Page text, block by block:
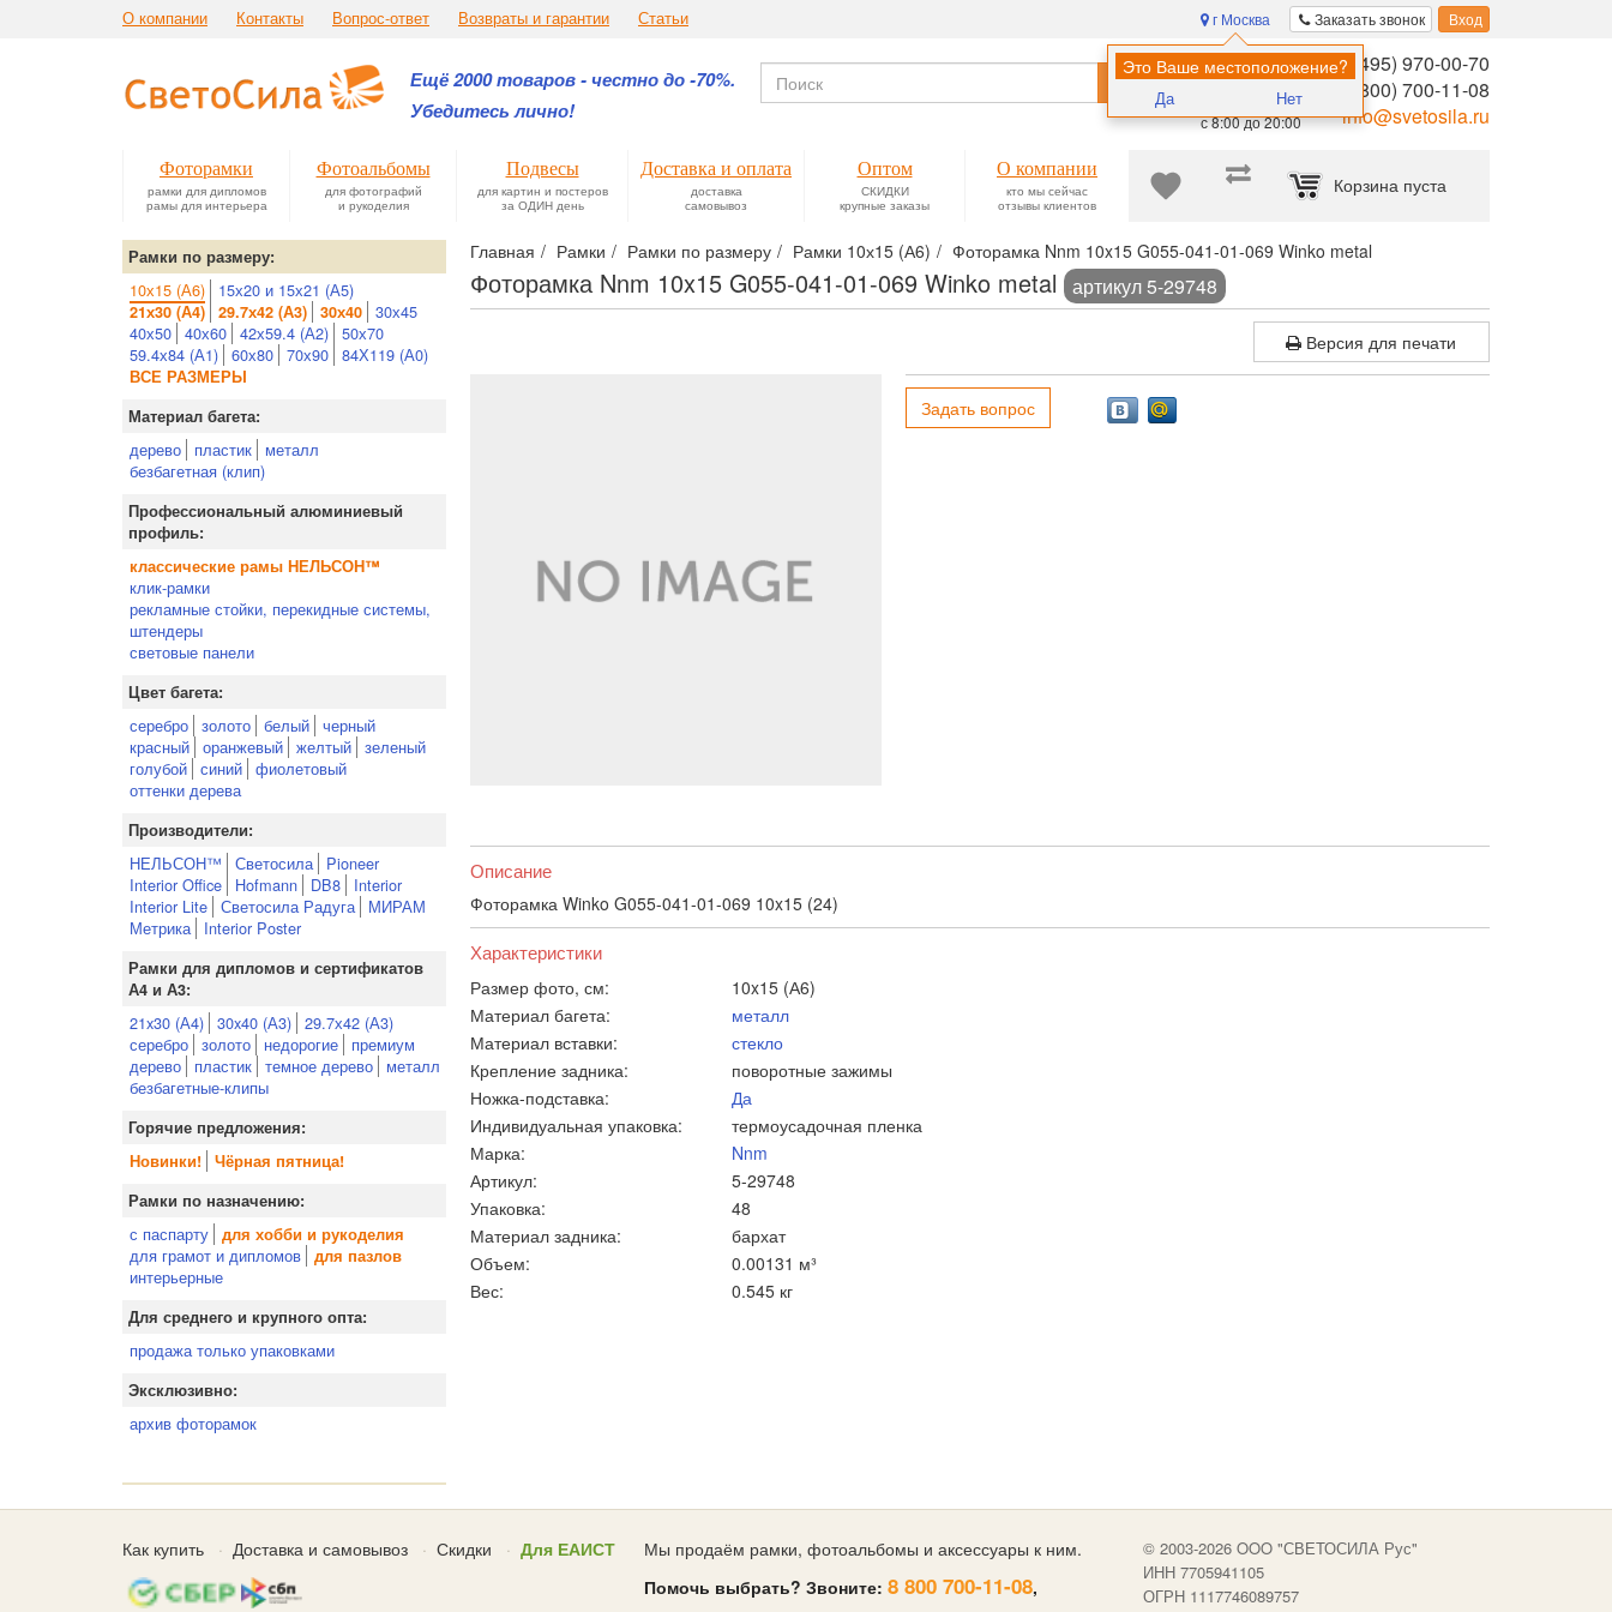
О компании Контакты Вопрос-ответ Возвраты и гарантии Статьи Заказать звонок Вход
г Москва
Это Ваше местоположение?
Да Нет
Ещё 2000 товаров - честно до -70%.
Убедитесь лично!
Помощь в
выборе:
Ежедневно,
с 8:00 до 20:00
8 (495) 970-00-70
8 (800) 700-11-08
info@svetosila.ru
Найти
Корзина пуста
Фоторамки
рамки для дипломов
рамы для интерьера
Фотоальбомы
для фотографий
и рукоделия
Подвесы
для картин и постеров
за ОДИН день
Доставка и оплата
доставка
самовывоз
Оптом
СКИДКИ
крупные заказы
О компании
кто мы сейчас
отзывы клиентов
Главная Рамки Рамки по размеру Рамки 10х15 (А6) Фоторамка Nnm 10x15 G055-041-01-069 Winko metal
Фоторамка Nnm 10x15 G055-041-01-069 Winko metal артикул 5-29748
Рамки по размеру:
10х15 (А6) 15х20 и 15х21 (А5)
21х30 (А4) 29.7х42 (А3) 30х40
30х45
40х50 40х60 42х59.4 (А2) 50х70
59.4х84 (А1) 60х80 70х90 84Х119 (А0)
ВСЕ РАЗМЕРЫ
Материал багета:
дерево пластик
металл
безбагетная (клип)
Профессиональный алюминиевый
профиль:
классические рамы НЕЛЬСОН™
клик-рамки
рекламные стойки, перекидные системы,
штендеры
световые панели
Цвет багета:
серебро золото белый черный
красный оранжевый желтый зеленый
голубой синий фиолетовый
оттенки дерева
Производители:
НЕЛЬСОН™ Светосила
Pioneer
Interior Office
Hofmann DB8
Interior
Interior Lite Светосила Радуга
МИРАМ
Метрика
Interior Poster
Рамки для дипломов и сертификатов
А4 и А3:
21x30 (А4) 30x40 (А3) 29.7х42 (А3)
серебро золото недорогие
премиум
дерево
пластик темное дерево
металл
безбагетные-клипы
Горячие предложения:
Новинки!
Чёрная пятница!
Рамки по назначению:
с паспарту для хобби и рукоделия
для грамот и дипломов для пазлов
интерьерные
Для среднего и крупного опта:
продажа только упаковками
Эксклюзивно:
архив фоторамок
Версия для печати
Задать вопрос
Описание
Фоторамка Winko G055-041-01-069 10x15 (24)
Характеристики
Размер фото, см:
10x15 (А6)
Материал багета:
металл
Материал вставки:
стекло
Крепление задника:
поворотные зажимы
Ножка-подставка:
Да
Индивидуальная упаковка:
термоусадочная пленка
Марка:
Nnm
Артикул:
5-29748
Упаковка:
48
Материал задника:
бархат
Объем:
0.00131 м³
Вес:
0.545 кг
Как купить Доставка и самовывоз Скидки Для ЕАИСТ
Мы продаём рамки, фотоальбомы и аксессуары к ним.
Помочь выбрать? Звоните: 8 800 700-11-08,
© 2003-2026 OOO "СВЕТОСИЛА Рус"
ИНН 7705941105
ОГРН 1117746089757